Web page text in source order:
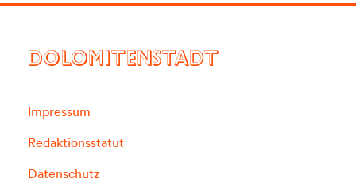
DOLOMITENSTADT
Impressum
Redaktionsstatut
Datenschutz